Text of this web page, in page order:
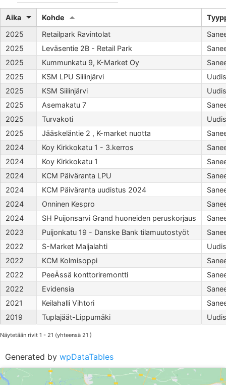
Aika Kohde
2025
Retailpark Ravintolat
2025
Leväsentie 2B - Retail Park
2025
Kummunkatu 9, K-Market Oy
2025
KSM LPU Siilinjärvi
2025
KSM Siilinjärvi
2025
Asemakatu 7
2025
Turvakoti
2025
Jääskeläntie 2 , K-market nuotta
2024
Koy Kirkkokatu 1 - 3.kerros
2024
Koy Kirkkokatu 1
2024
KCM Päiväranta LPU
2024
KCM Päiväranta uudistus 2024
2024
Onninen Kespro
2024
SH Puijonsarvi Grand huoneiden peruskorjaus
2023
Puijonkatu 19 - Danske Bank tilamuutostyöt
2022
S-Market Maljalahti
2022
KCM Kolmisoppi
2022
PeeÄssä konttoriremontti
2022
Evidensia
2021
Keilahalli Vihtori
2019
Tuplajäät-Lippumäki
Näytetään rivit 1 - 21 (yhteensä 21 )
Generated by wpDataTables